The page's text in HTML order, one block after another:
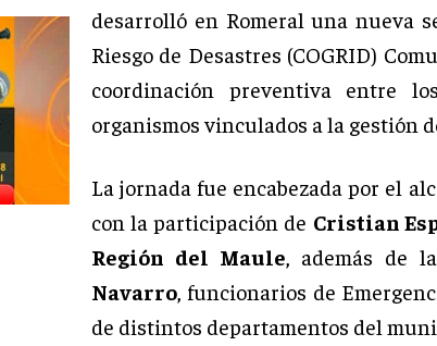
desarrolló en Romeral una nueva
Riesgo de Desastres (COGRID)
coordinación preventiva entre
organismos vinculados a la gestión
La jornada fue encabezada por el
con la participación de Cristian
Región del Maule, además de
Navarro, funcionarios de
de distintos departamentos del